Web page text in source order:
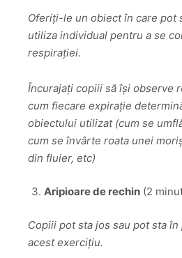
Oferiți-le un obiect în care pot
utiliza individual pentru a se
respirației.
Încurajați copiii să își observe
cum fiecare expirație
obiectului utilizat (cum se
cum se învârte roata unei
din fluier, etc)
Aripioare de rechin(2
Copiii pot sta jos sau pot sta
acest exercițiu.